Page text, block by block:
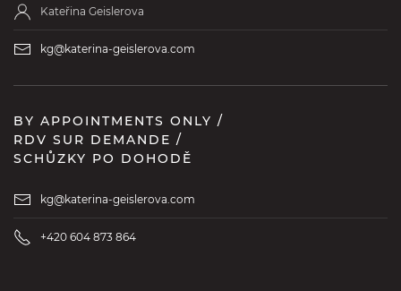
Kateřina Geislerova
kg@katerina-geislerova.com
BY APPOINTMENTS ONLY /
RDV SUR DEMANDE /
SCHŮZKY PO DOHODĚ
kg@katerina-geislerova.com
+420 604 873 864